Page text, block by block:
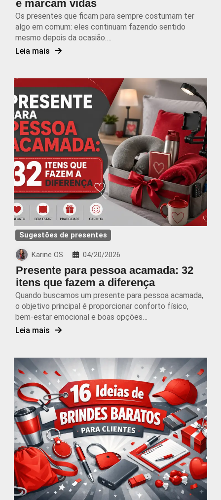
e marcam vidas
Os presentes que ficam para sempre costumam ter
algo em comum: eles continuam fazendo sentido
mesmo depois da ocasião.…
Leia mais
Sugestões de presentes
Karine OS 04/20/2026
Presente para pessoa acamada: 32
itens que fazem a diferença
Quando buscamos um presente para pessoa acamada,
o objetivo principal é proporcionar conforto físico,
bem-estar emocional e boas opções…
Leia mais